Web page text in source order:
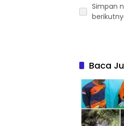
Simpan
Baca